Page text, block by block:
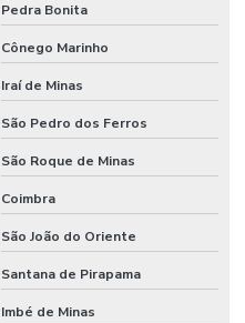
Pedra Bonita
Cônego Marinho
Iraí de Minas
São Pedro dos Ferros
São Roque de Minas
Coimbra
São João do Oriente
Santana de Pirapama
Imbé de Minas